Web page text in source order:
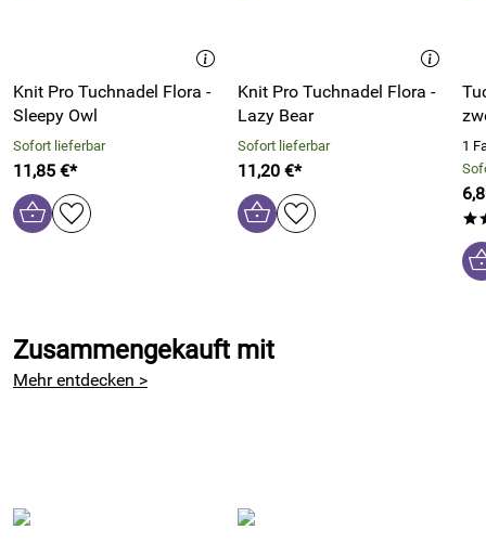
Knit Pro Tuchnadel Flora -
Sleepy Owl
Sofort lieferbar
11,85 €*
Knit Pro Tuchnadel Flora -
Lazy Bear
Sofort lieferbar
11,20 €*
1
Zusammengekauft mit
Mehr entdecken >